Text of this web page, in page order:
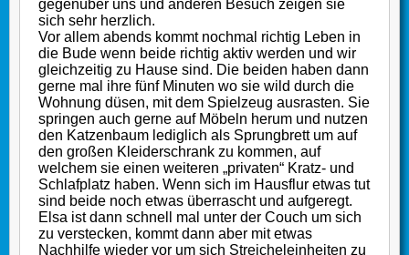
gegenüber uns und anderen Besuch zeigen sie
sich sehr herzlich.
Vor allem abends kommt nochmal richtig Leben in
die Bude wenn beide richtig aktiv werden und wir
gleichzeitig zu Hause sind. Die beiden haben dann
gerne mal ihre fünf Minuten wo sie wild durch die
Wohnung düsen, mit dem Spielzeug ausrasten. Sie
springen auch gerne auf Möbeln herum und nutzen
den Katzenbaum lediglich als Sprungbrett um auf
den großen Kleiderschrank zu kommen, auf
welchem sie einen weiteren „privaten“ Kratz- und
Schlafplatz haben. Wenn sich im Hausflur etwas tut
sind beide noch etwas überrascht und aufgeregt.
Elsa ist dann schnell mal unter der Couch um sich
zu verstecken, kommt dann aber mit etwas
Nachhilfe wieder vor um sich Streicheleinheiten zu